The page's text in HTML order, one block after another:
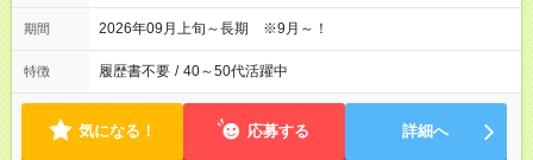
期間 2026年09月上旬～長期 ※9月～！
特徴 履歴書不要 / 40～50代活躍中
気になる！ 応募する 詳細へ